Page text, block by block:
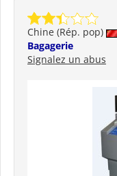
Chine (Rép. pop)
Bagagerie
Signalez un abus